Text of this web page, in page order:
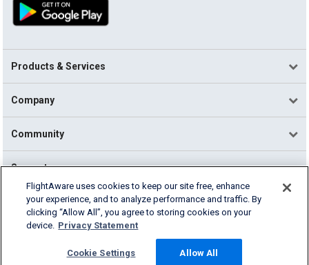
Products & Services
Company
Community
Support
English (USA)
2026 FlightAware
Cookie Settings
FlightAware uses cookies to keep our site free, enhance
your experience, and to analyze performance and traffic. By
clicking “Allow All”, you agree to storing cookies on your
device. Privacy Statement
Cookie Settings Allow All